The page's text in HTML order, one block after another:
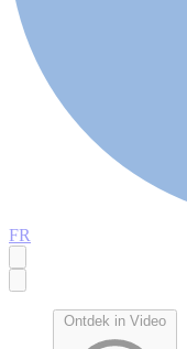
FR
Ontdek in Video